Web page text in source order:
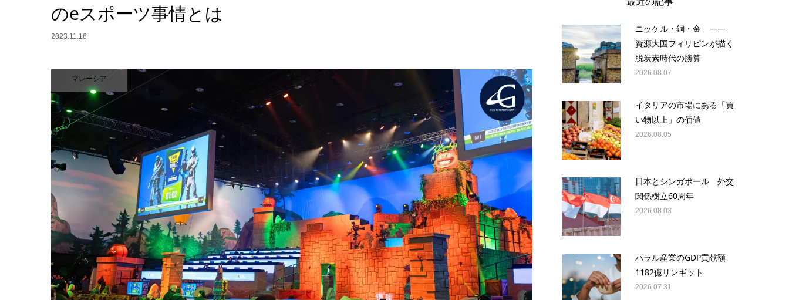
のeスポーツ事情とは
2023.11.16
マレーシア
ニッケル・銅・金 ——
資源大国フィリピンが描く
脱炭素時代の勝算
2026.08.07
イタリアの市場にある「買
い物以上」の価値
2026.08.05
日本とシンガポール 外交
関係樹立60周年
2026.08.03
ハラル産業のGDP貢献額
1182億リンギット
2026.07.31